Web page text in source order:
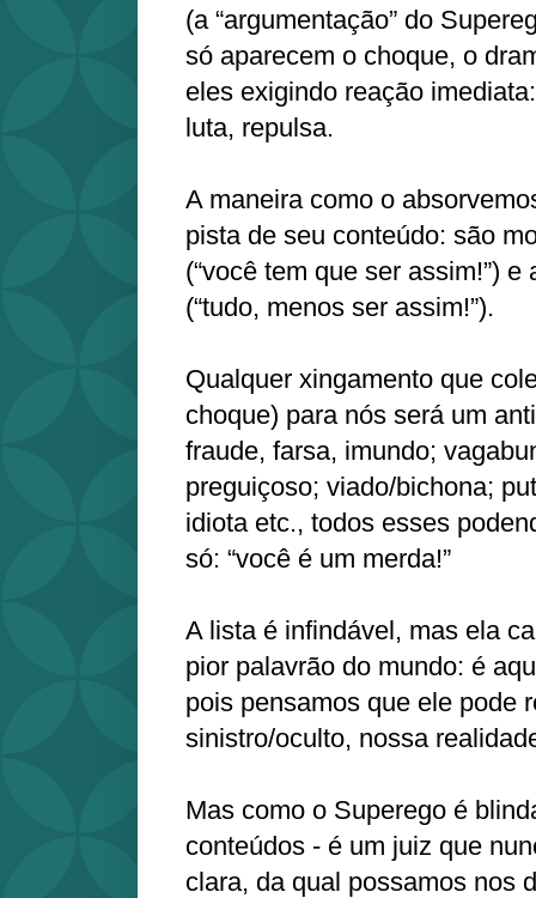
(a “argumentação” do
só aparecem o choque, o
eles exigindo reação
luta, repulsa.
A maneira como o
pista de seu conteúdo: são
(“você tem que ser assim!”)
(“tudo, menos ser assim!”).
Qualquer xingamento que
choque) para nós será um
fraude, farsa, imundo;
preguiçoso; viado/bichona;
idiota etc., todos esses
só: “você é um merda!”
A lista é infindável, mas ela
pior palavrão do mundo: é
pois pensamos que ele pode
sinistro/oculto, nossa
Mas como o Superego é
conteúdos - é um juiz que
clara, da qual possamos nos